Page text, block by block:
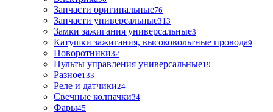
Запчасти оригинальные76
Запчасти универсальные313
Замки зажигания универсальные3
Катушки зажигания, высоковольтные провода9
Поворотники32
Пульты управления универсальные19
Разное133
Реле и датчики24
Свечные колпачки34
Фары45